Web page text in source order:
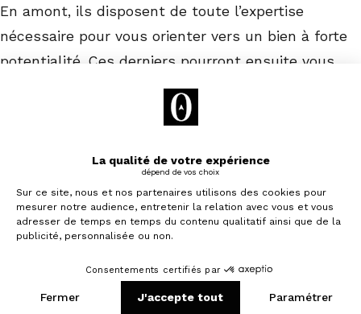
En amont, ils disposent de toute l’expertise
nécessaire pour vous orienter vers un bien à forte
potentialité. Ces derniers pourront ensuite vous
accompagner pour optimiser l’espace, pour la
réalisation des travaux de rénovation, etc.
L’investissement locatif clé en main permet
d’économiser de l’argent, à condition de choisir le
bon prestataire.
Je souhaite investir